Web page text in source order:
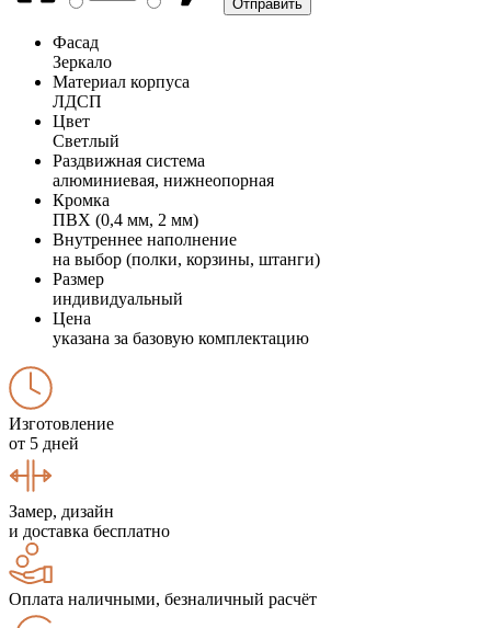
Фасад
Зеркало
Материал корпуса
ЛДСП
Цвет
Светлый
Раздвижная система
алюминиевая, нижнеопорная
Кромка
ПВХ (0,4 мм, 2 мм)
Внутреннее наполнение
на выбор (полки, корзины, штанги)
Размер
индивидуальный
Цена
указана за базовую комплектацию
Изготовление
от 5 дней
Замер, дизайн
и доставка бесплатно
Оплата наличными, безналичный расчёт